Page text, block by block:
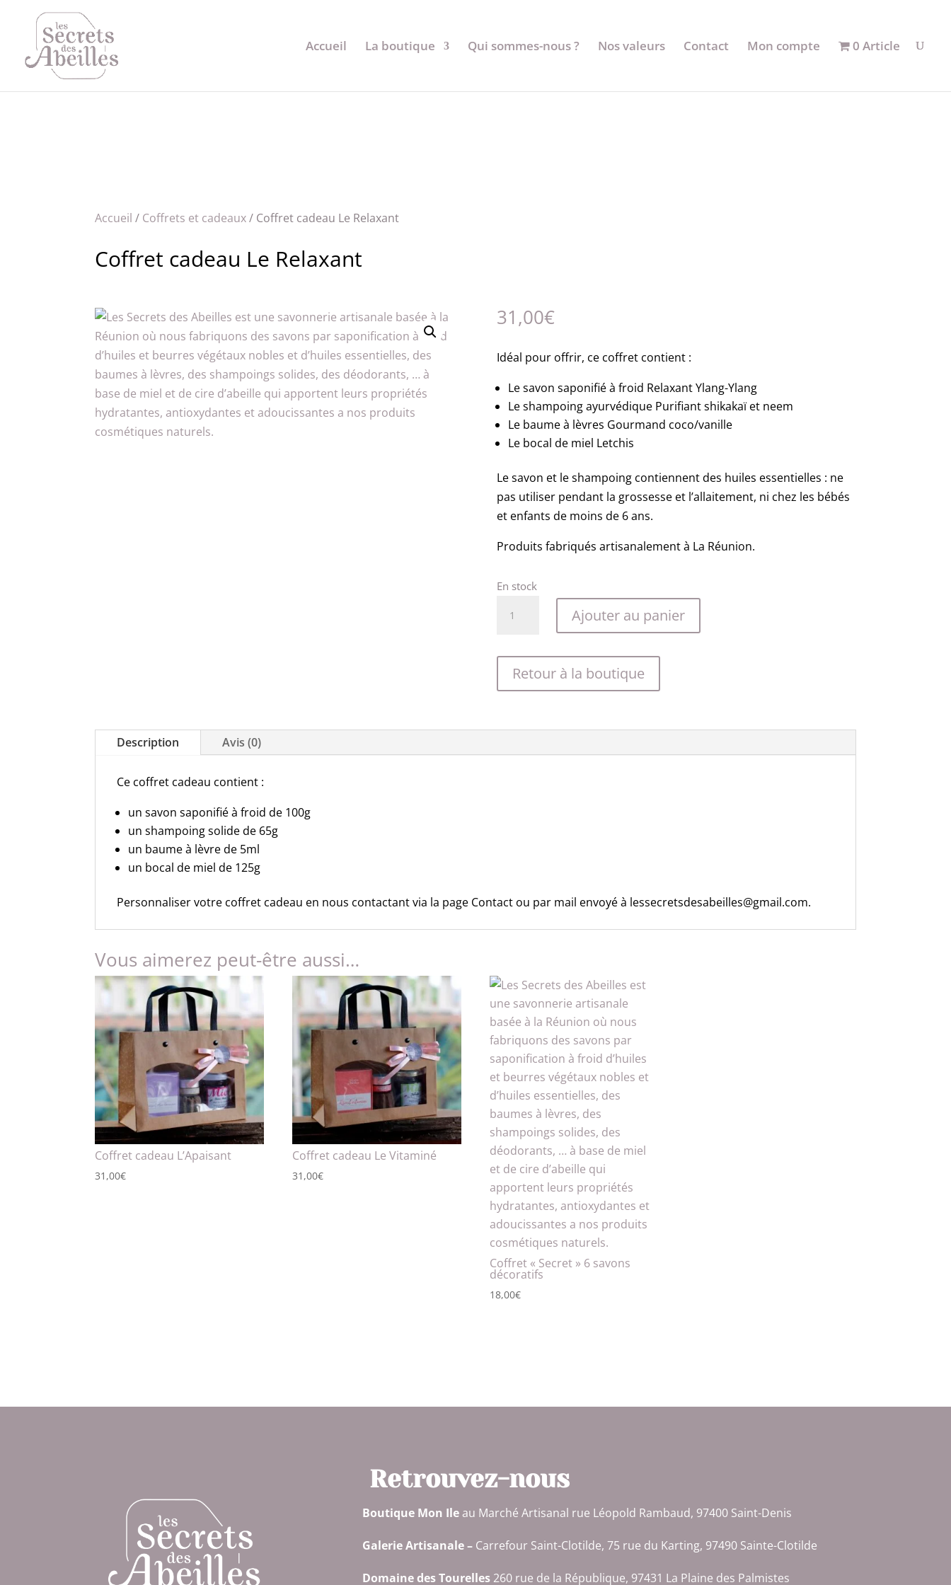
Accueil La boutique Qui sommes-nous ? Nos valeurs Contact Mon compte 0 Article
Accueil / Coffrets et cadeaux/ Coffret cadeau Le Relaxant
Coffret cadeau Le Relaxant
31,00€
Idéal pour offrir, ce coffret contient :
Le savon saponifié à froid Relaxant Ylang-Ylang
Le shampoing ayurvédique Purifiant shikakaï et neem
Le baume à lèvres Gourmand coco/vanille
Le bocal de miel Letchis
Le savon et le shampoing contiennent des huiles essentielles : ne
pas utiliser pendant la grossesse et l’allaitement, ni chez les bébés
et enfants de moins de 6 ans.
Produits fabriqués artisanalement à La Réunion.
En stock
cadeau
Ajouter au panier
Retour à la boutique
Description Avis (0)
Ce coffret cadeau contient :
un savon saponifié à froid de 100g
un shampoing solide de 65g
un baume à lèvre de 5ml
un bocal de miel de 125g
Personnaliser votre coffret cadeau en nous contactant via la page Contact ou par mail envoyé à lessecretsdesabeilles@gmail.com.
Vous aimerez peut-être aussi…
Coffret cadeau L’Apaisant
31,00€
Coffret cadeau Le Vitaminé
31,00€
Coffret « Secret » 6 savons
décoratifs
18,00€
Retrouvez-nous
Boutique Mon Ileau Marché Artisanal rue Léopold Rambaud, 97400 Saint-Denis
Galerie Artisanale– Carrefour Saint-Clotilde, 75 rue du Karting, 97490 Sainte-Clotilde
Domaine des Tourelles260 rue de la République, 97431 La Plaine des Palmistes